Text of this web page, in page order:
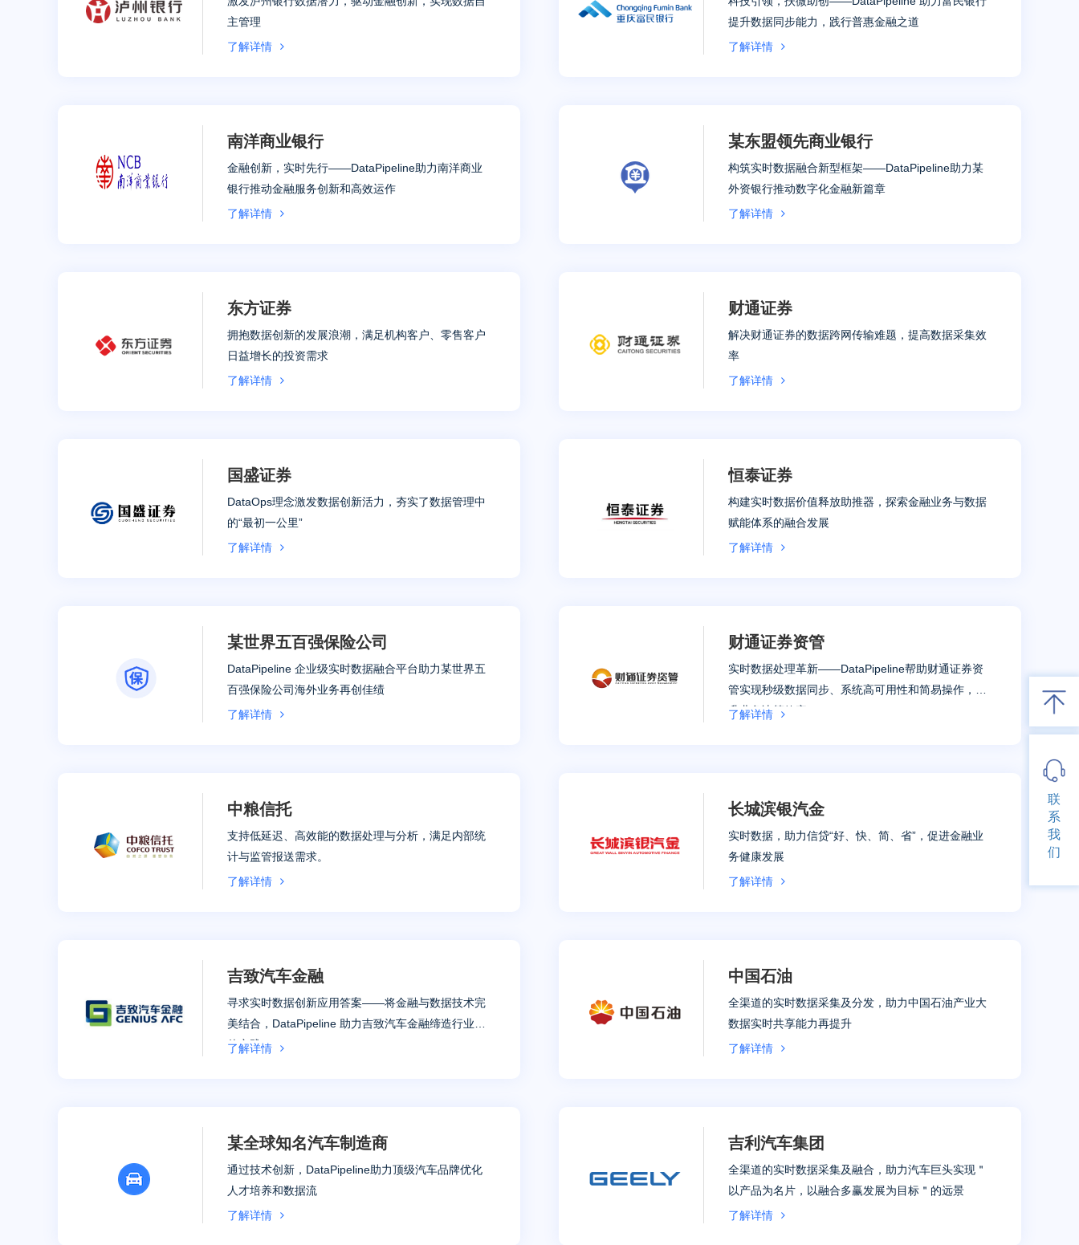
主管理
了解详情
提升数据同步能力，践行普惠金融之道
了解详情
南洋商业银行
金融创新，实时先行——DataPipeline助力南洋商业
银行推动金融服务创新和高效运作
了解详情
某东盟领先商业银行
构筑实时数据融合新型框架——DataPipeline助力某
外资银行推动数字化金融新篇章
了解详情
东方证券
拥抱数据创新的发展浪潮，满足机构客户、零售客户
日益增长的投资需求
了解详情
财通证券
解决财通证券的数据跨网传输难题，提高数据采集效
率
了解详情
国盛证券
DataOps理念激发数据创新活力，夯实了数据管理中
的“最初一公里”
了解详情
恒泰证券
构建实时数据价值释放助推器，探索金融业务与数据
赋能体系的融合发展
了解详情
某世界五百强保险公司
DataPipeline 企业级实时数据融合平台助力某世界五
百强保险公司海外业务再创佳绩
了解详情
财通证券资管
实时数据处理革新——DataPipeline帮助财通证券资
管实现秒级数据同步、系统高可用性和简易操作，提
升业务决策效率。
了解详情
中粮信托
支持低延迟、高效能的数据处理与分析，满足内部统
计与监管报送需求。
了解详情
长城滨银汽金
实时数据，助力信贷“好、快、简、省”，促进金融业
务健康发展
了解详情
吉致汽车金融
寻求实时数据创新应用答案——将金融与数据技术完
美结合，DataPipeline 助力吉致汽车金融缔造行业最
佳实践
了解详情
中国石油
全渠道的实时数据采集及分发，助力中国石油产业大
数据实时共享能力再提升
了解详情
某全球知名汽车制造商
通过技术创新，DataPipeline助力顶级汽车品牌优化
人才培养和数据流
了解详情
吉利汽车集团
全渠道的实时数据采集及融合，助力汽车巨头实现＂
以产品为名片，以融合多赢发展为目标＂的远景
了解详情
联
系
我
们